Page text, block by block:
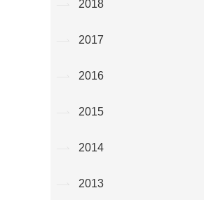
2018
2017
2016
2015
2014
2013